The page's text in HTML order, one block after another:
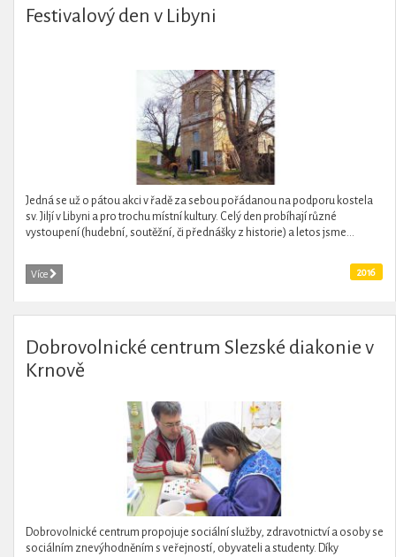
Festivalový den v Libyni
Jedná se už o pátou akci v řadě za sebou pořádanou na podporu kostela
sv. Jiljí v Libyni a pro trochu místní kultury. Celý den probíhají různé
vystoupení (hudební, soutěžní, či přednášky z historie) a letos jsme...
Více 2016
Dobrovolnické centrum Slezské diakonie v
Krnově
Dobrovolnické centrum propojuje sociální služby, zdravotnictví a osoby se
sociálním znevýhodněním s veřejností, obyvateli a studenty. Díky